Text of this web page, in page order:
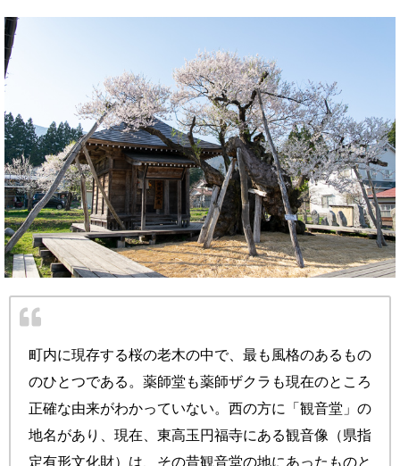
町内に現存する桜の老木の中で、最も風格のあるもの
のひとつである。薬師堂も薬師ザクラも現在のところ
正確な由来がわかっていない。西の方に「観音堂」の
地名があり、現在、東高玉円福寺にある観音像（県指
定有形文化財）は、その昔観音堂の地にあったものと